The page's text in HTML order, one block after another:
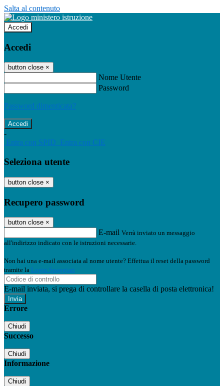
Salta al contenuto
Accedi
Accedi
button close ×
Nome Utente
Password
Password dimenticata?
-
Entra con SPID Entra con CIE
Seleziona utente
button close ×
Recupero password
button close ×
E-mail Verrà inviato un messaggio
all'indirizzo indicato con le istruzioni necessarie.
Non hai una e-mail associata al nome utente? Effettua il reset della password
tramite la Login Spaggiari
E-mail inviata, si prega di controllare la casella di posta elettronica!
Errore
Chiudi
Successo
Chiudi
Informazione
Chiudi